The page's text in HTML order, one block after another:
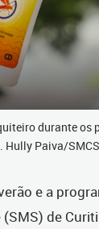
durante os
Hully Paiva/SMCS
e a
(SMS) de